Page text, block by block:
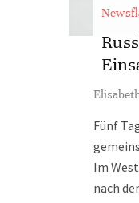
Fünf
Im
nach